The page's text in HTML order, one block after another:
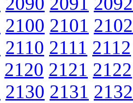
2100 2101 2102
2110 2111 2112
2120 2121 2122
2130 2131 2132